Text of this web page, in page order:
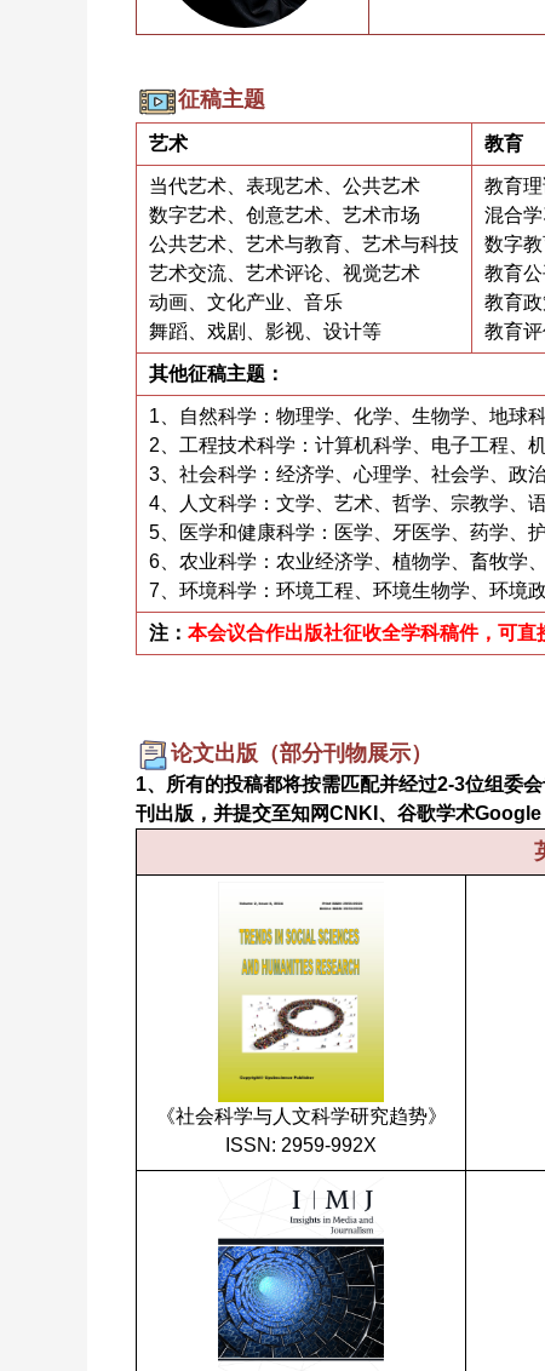
征稿主题
艺术 教育
当代艺术、表现艺术、公共艺术
数字艺术、创意艺术、艺术市场
公共艺术、艺术与教育、艺术与科技
艺术交流、艺术评论、视觉艺术
动画、文化产业、音乐
舞蹈、戏剧、影视、设计等
教育
混合
数字
教育
教育
教育
其他征稿主题：
1、自然科学：物理学、化学、生物学、地球
2、工程技术科学：计算机科学、电子工程、
3、社会科学：经济学、心理学、社会学、政
4、人文科学：文学、艺术、哲学、宗教学、
5、医学和健康科学：医学、牙医学、药学、
6、农业科学：农业经济学、植物学、畜牧学
7、环境科学：环境工程、环境生物学、环境
注： 本会议合作出版社征收全学科稿件，可
论文出版（部分刊物展示）
1、所有的投稿都将按需匹配并经过2-3位组委
刊出版，并提交至知网CNKI、谷歌学术Google
《社会科学与人文科学研究趋势》
ISSN: 2959-992X